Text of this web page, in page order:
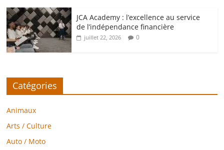
JCA Academy : l’excellence au service
de l’indépendance financière
juillet 22, 2026 0
Catégories
Animaux
Arts / Culture
Auto / Moto